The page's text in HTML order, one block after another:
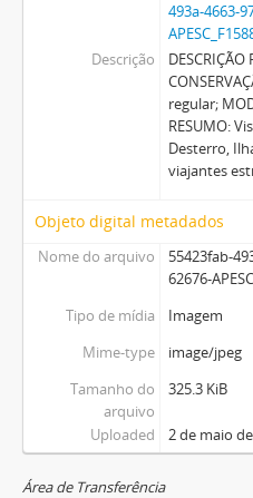
493a-4663-
Descrição
regular;
RESUMO:
Desterro,
viajantes
Objeto digital metadados
Nome do arquivo
55423fab-
62676-
Tipo de mídia
Imagem
Mime-type
image/jpeg
Tamanho do
arquivo
325.3 KiB
Uploaded 2 de maio
Área de Transferência